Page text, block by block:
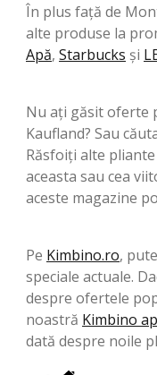
În plus față de
alte produse la
Apă, Starbucks şi
Nu ați găsit oferte
Kaufland? Sau
Răsfoiți alte
aceasta sau cea
aceste magazine
Pe Kimbino.ro,
speciale actuale.
despre ofertele
noastră Kimbino
dată despre noile